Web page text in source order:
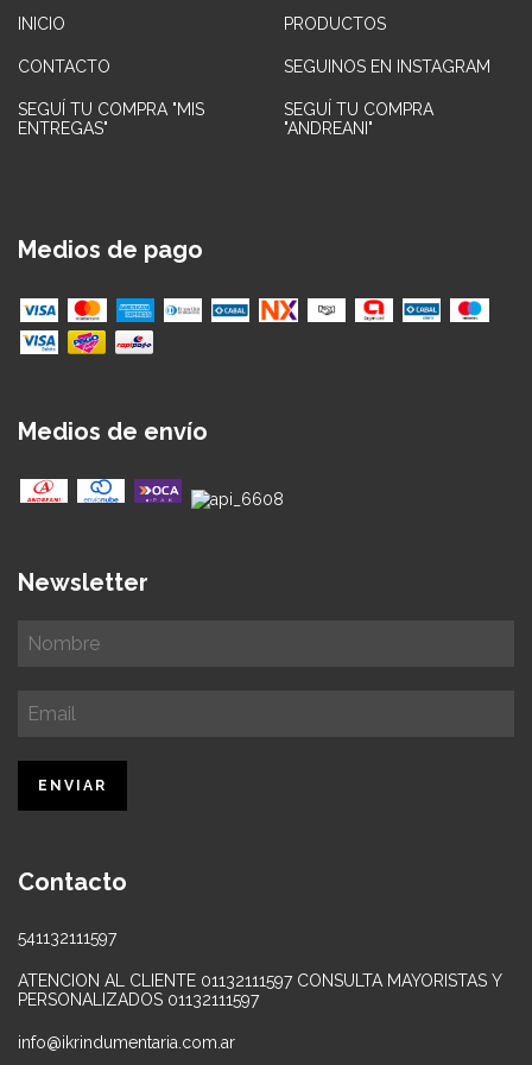
INICIO PRODUCTOS
CONTACTO SEGUINOS EN INSTAGRAM
SEGUÍ TU COMPRA "MIS
ENTREGAS"
SEGUÍ TU COMPRA
"ANDREANI"
Medios de pago
Medios de envío
Newsletter
Contacto
541132111597
ATENCION AL CLIENTE 01132111597 CONSULTA MAYORISTAS Y
PERSONALIZADOS 01132111597
info@ikrindumentaria.com.ar